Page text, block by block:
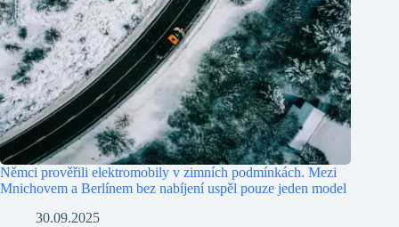
Němci prověřili elektromobily v zimních podmínkách. Mezi
Mnichovem a Berlínem bez nabíjení uspěl pouze jeden model
30.09.2025